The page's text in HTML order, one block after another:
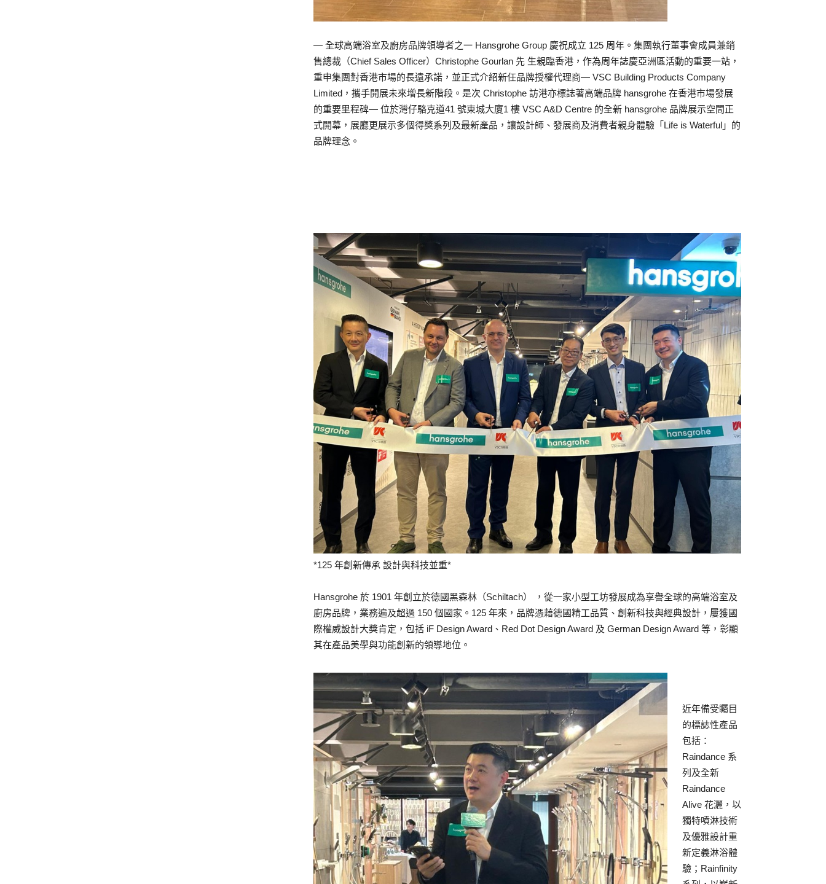
— 全球高端浴室及廚房品牌領導者之一 Hansgrohe Group 慶祝成立 125 周年。集團執行董事會成員兼銷
售總裁（Chief Sales Officer）Christophe Gourlan 先 生親臨香港，作為周年誌慶亞洲區活動的重要一站，
重申集團對香港市場的長遠承諾，並正式介紹新任品牌授權代理商— VSC Building Products Company
Limited，攜手開展未來增長新階段。是次 Christophe 訪港亦標誌著高端品牌 hansgrohe 在香港市場發展
的重要里程碑— 位於灣仔駱克道41 號東城大廈1 樓 VSC A&D Centre 的全新 hansgrohe 品牌展示空間正
式開幕，展廳更展示多個得獎系列及最新產品，讓設計師、發展商及消費者親身體驗「Life is Waterful」的
品牌理念。
*125 年創新傳承 設計與科技並重*
Hansgrohe 於 1901 年創立於德國黑森林（Schiltach） ，從一家小型工坊發展成為享譽全球的高端浴室及
廚房品牌，業務遍及超過 150 個國家。125 年來，品牌憑藉德國精工品質、創新科技與經典設計，屢獲國
際權威設計大獎肯定，包括 iF Design Award、Red Dot Design Award 及 German Design Award 等，彰顯
其在產品美學與功能創新的領導地位。
近年備受矚目
的標誌性產品
包括：
Raindance 系
列及全新
Raindance
Alive 花灑，以
獨特噴淋技術
及優雅設計重
新定義淋浴體
驗；Rainfinity